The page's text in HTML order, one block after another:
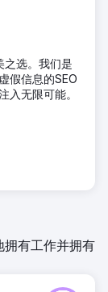
选。我们是
假信息的SEO
入无限可能。
拥有工作并拥有